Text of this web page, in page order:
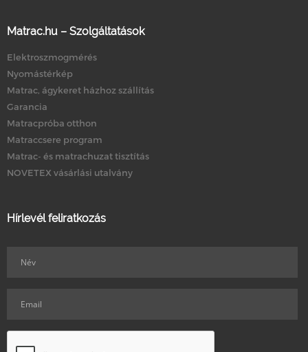
Matrac.hu – Szolgáltatások
Elektroszmogmérés
Nyomástérkép
Matrac, ágykeret házhoz szállítás
Garancia
Matracpróba otthon
Matraccsere program
Matrac- és matrachuzat tisztítás
NOVETEX vásárlási utalvány
Hírlevél feliratkozás